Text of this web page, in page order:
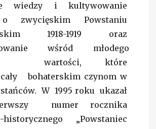
wiedzy i kultywowanie
zwycięskim Powstaniu
1918-1919 oraz
wśród młodego
wartości, które
bohaterskim czynom w
W 1995 roku ukazał
numer rocznika
historycznego „Powstaniec